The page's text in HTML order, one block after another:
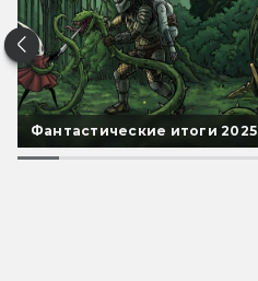
Фантастические итоги 2025